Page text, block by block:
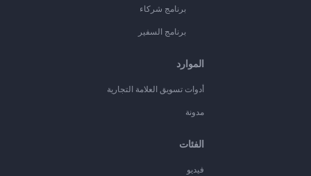
برنامج شركاء
برنامج السفير
الموارد
أدوات تسويق العلامة التجارية
مدونة
الفئات
فيديو